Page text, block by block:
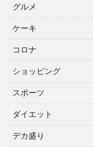
グルメ
ケーキ
コロナ
ショッピング
スポーツ
ダイエット
デカ盛り